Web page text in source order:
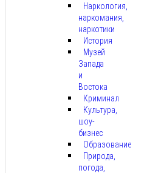
Наркология,
наркомания,
наркотики
История
Музей
Запада
и
Востока
Криминал
Культура,
шоу-
бизнес
Образование
Природа,
погода,